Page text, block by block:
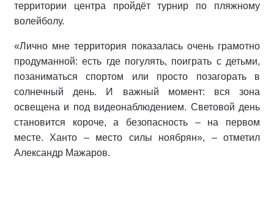
территории центра пройдёт турнир по пляжному
волейболу.
«Лично мне территория показалась очень грамотно
продуманной: есть где погулять, поиграть с детьми,
позаниматься спортом или просто позагорать в
солнечный день. И важный момент: вся зона
освещена и под видеонаблюдением. Световой день
становится короче, а безопасность – на первом
месте. Ханто – место силы ноябрян», – отметил
Александр Мажаров.